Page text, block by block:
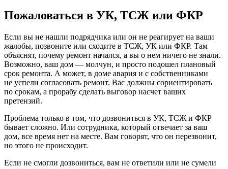
Пожаловаться в УК, ТСЖ или ФКР
Если вы не нашли подрядчика или он не реагирует на ваши
жалобы, позвоните или сходите в ТСЖ, УК или ФКР. Там
объяснят, почему ремонт начался, а вы о нем ничего не знали.
Возможно, ваш дом — молчун, и просто подошел плановый
срок ремонта. А может, в доме авария и с собственниками
не успели согласовать ремонт. Вас должны сориентировать
по срокам, а прорабу сделать выговор насчет ваших
претензий.
Проблема только в том, что дозвониться в УК, ТСЖ и ФКР
бывает сложно. Или сотрудника, который отвечает за ваш
дом, все время нет на месте. Вам говорят, что он перезвонит,
но этого не происходит.
Если не смогли дозвониться, вам не ответили или не сумели